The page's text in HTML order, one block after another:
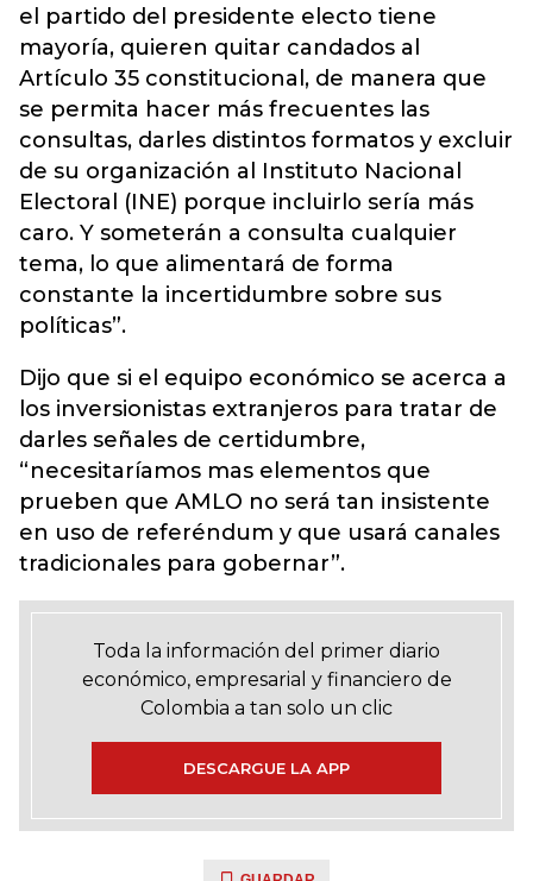
el partido del presidente electo tiene
mayoría, quieren quitar candados al
Artículo 35 constitucional, de manera que
se permita hacer más frecuentes las
consultas, darles distintos formatos y excluir
de su organización al Instituto Nacional
Electoral (INE) porque incluirlo sería más
caro. Y someterán a consulta cualquier
tema, lo que alimentará de forma
constante la incertidumbre sobre sus
políticas”.
Dijo que si el equipo económico se acerca a
los inversionistas extranjeros para tratar de
darles señales de certidumbre,
“necesitaríamos mas elementos que
prueben que AMLO no será tan insistente
en uso de referéndum y que usará canales
tradicionales para gobernar”.
Toda la información del primer diario
económico, empresarial y financiero de
Colombia a tan solo un clic
DESCARGUE LA APP